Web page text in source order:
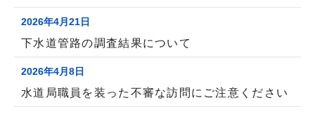
2026年4月21日
下水道管路の調査結果について
2026年4月8日
水道局職員を装った不審な訪問にご注意ください